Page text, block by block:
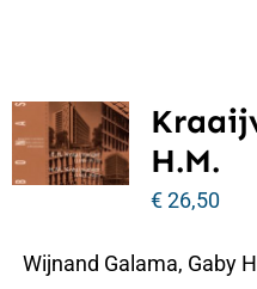
H.M.
€26,50
Wijnand Galama, Gaby